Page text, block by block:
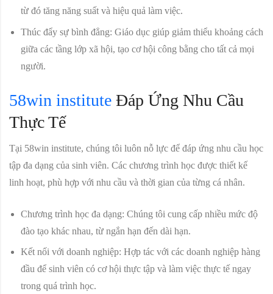
từ đó tăng năng suất và hiệu quả làm việc.
Thúc đẩy sự bình đẳng: Giáo dục giúp giảm thiểu khoảng cách
giữa các tầng lớp xã hội, tạo cơ hội công bằng cho tất cả mọi
người.
58win institute Đáp Ứng Nhu Cầu
Thực Tế
Tại 58win institute, chúng tôi luôn nỗ lực để đáp ứng nhu cầu học
tập đa dạng của sinh viên. Các chương trình học được thiết kế
linh hoạt, phù hợp với nhu cầu và thời gian của từng cá nhân.
Chương trình học đa dạng: Chúng tôi cung cấp nhiều mức độ
đào tạo khác nhau, từ ngắn hạn đến dài hạn.
Kết nối với doanh nghiệp: Hợp tác với các doanh nghiệp hàng
đầu để sinh viên có cơ hội thực tập và làm việc thực tế ngay
trong quá trình học.